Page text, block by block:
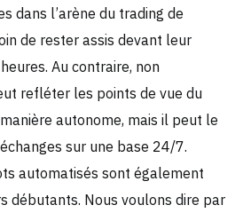
dans l’arène du trading de
de rester assis devant leur
Au contraire, non
refléter les points de vue du
autonome, mais il peut le
sur une base 24/7.
automatisés sont également
débutants. Nous voulons dire par